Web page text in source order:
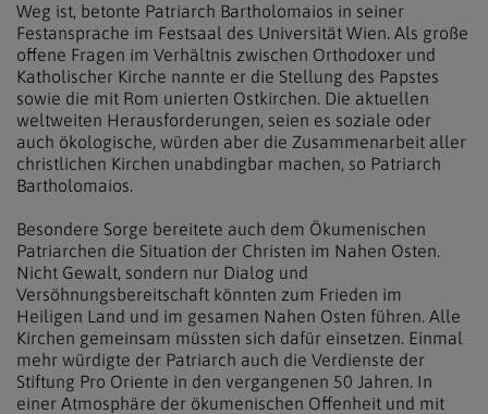
Weg ist, betonte Patriarch Bartholomaios in seiner
Festansprache im Festsaal des Universität Wien. Als große
offene Fragen im Verhältnis zwischen Orthodoxer und
Katholischer Kirche nannte er die Stellung des Papstes
sowie die mit Rom unierten Ostkirchen. Die aktuellen
weltweiten Herausforderungen, seien es soziale oder
auch ökologische, würden aber die Zusammenarbeit aller
christlichen Kirchen unabdingbar machen, so Patriarch
Bartholomaios.
Besondere Sorge bereitete auch dem Ökumenischen
Patriarchen die Situation der Christen im Nahen Osten.
Nicht Gewalt, sondern nur Dialog und
Versöhnungsbereitschaft könnten zum Frieden im
Heiligen Land und im gesamen Nahen Osten führen. Alle
Kirchen gemeinsam müssten sich dafür einsetzen. Einmal
mehr würdigte der Patriarch auch die Verdienste der
Stiftung Pro Oriente in den vergangenen 50 Jahren. In
einer Atmosphäre der ökumenischen Offenheit und mit